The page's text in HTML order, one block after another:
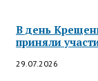
В день
приняли
29.07.2026